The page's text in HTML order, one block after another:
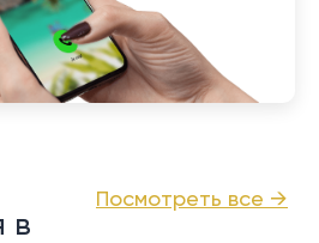
Посмотреть все →
в